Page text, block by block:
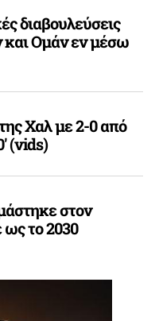
διαβουλεύσεις
και Ομάν εν μέσω
Χαλ με 2-0 από
(vids)
στον
το 2030